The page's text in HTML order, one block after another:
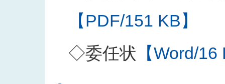
【PDF/151 KB】
◇委任状 【Word/